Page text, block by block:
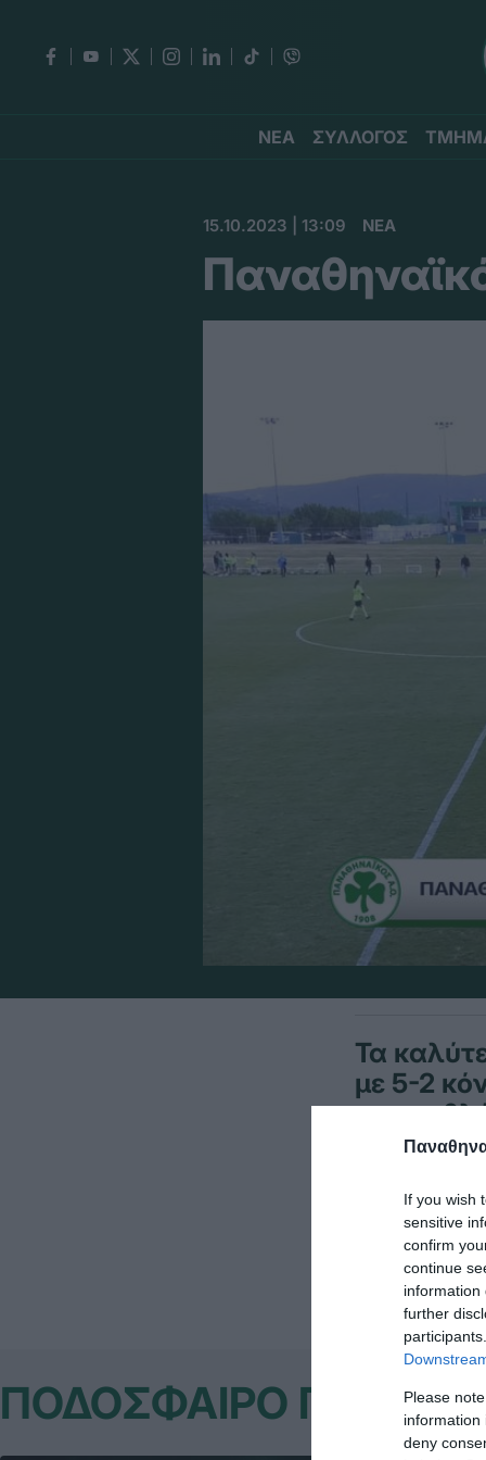
If you wish
sensitive
confirm
continue
information
further
Please
information
deny
ΝΕΑ ΣΥΛΛΟΓΟΣ
15.10.2023 | 13:09 ΝΕΑ
Τα
με 5-2
Κορωπί.
ΠΟΔΟΣΦΑΙΡΟ